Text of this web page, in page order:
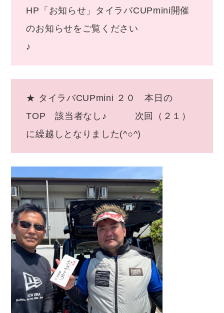
HP「お知らせ」タイラバCUPmini開催
のお知らせをご覧ください
♪
★ タイラバCUPmini ２０ 本日の
TOP 該当者なし♪ 次回（２１）
に繰越しとなりました(^○^)